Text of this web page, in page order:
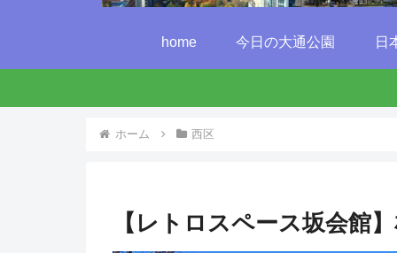
home 今日の大通公園 日
ホーム 西区
【レトロスペース坂会館